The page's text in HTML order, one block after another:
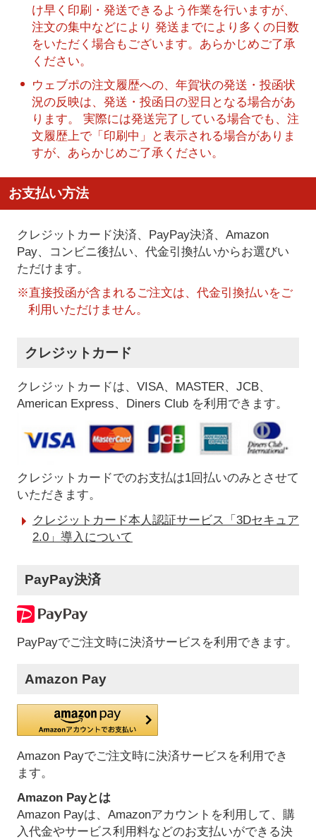
け早く印刷・発送できるよう作業を行いますが、
注文の集中などにより 発送までにより多くの日数
をいただく場合もございます。あらかじめご了承
ください。
ウェブポの注文履歴への、年賀状の発送・投函状
況の反映は、発送・投函日の翌日となる場合があ
ります。 実際には発送完了している場合でも、注
文履歴上で「印刷中」と表示される場合がありま
すが、あらかじめご了承ください。
お支払い方法
クレジットカード決済、PayPay決済、Amazon
Pay、コンビニ後払い、代金引換払いからお選びい
ただけます。
※直接投函が含まれるご注文は、代金引換払いをご
利用いただけません。
クレジットカード
クレジットカードは、VISA、MASTER、JCB、
American Express、Diners Club を利用できます。
クレジットカードでのお支払は1回払いのみとさせて
いただきます。
クレジットカード本人認証サービス「3Dセキュア
2.0」導入について
PayPay決済
PayPayでご注文時に決済サービスを利用できます。
Amazon Pay
Amazon Payでご注文時に決済サービスを利用でき
ます。
Amazon Payとは
Amazon Payは、Amazonアカウントを利用して、購
入代金やサービス利用料などのお支払いができる決